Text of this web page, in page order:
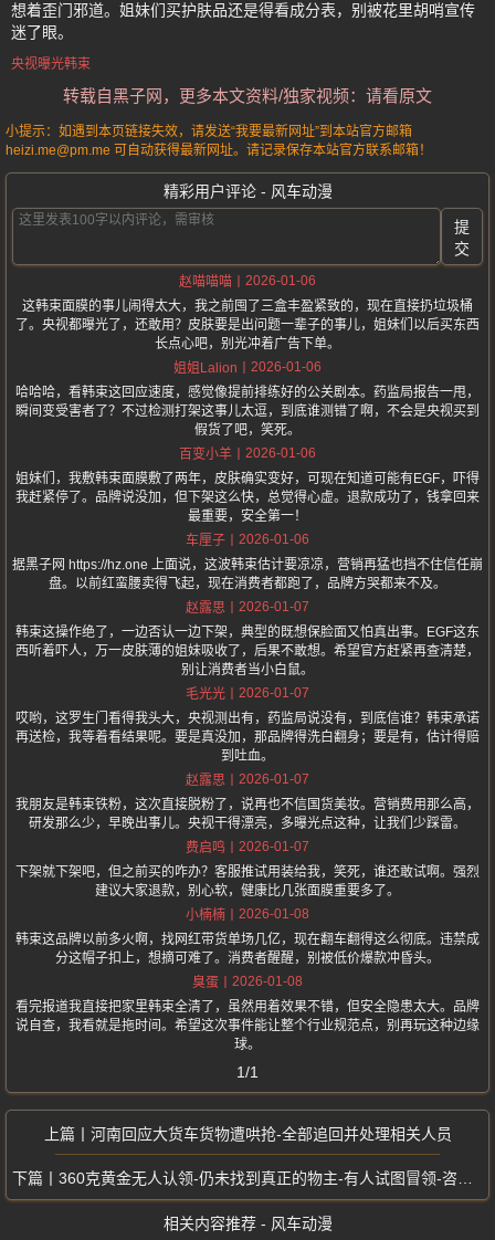
想着歪门邪道。姐妹们买护肤品还是得看成分表，别被花里胡哨宣传
迷了眼。
央视曝光韩束
转载自黑子网，更多本文资料/独家视频：请看原文
小提示：如遇到本页链接失效，请发送“我要最新网址”到本站官方邮箱
heizi.me@pm.me 可自动获得最新网址。请记录保存本站官方联系邮箱！
精彩用户评论 - 风车动漫
提
交
赵喵喵喵
2026-01-06
这韩束面膜的事儿闹得太大，我之前囤了三盒丰盈紧致的，现在直接扔垃圾桶
了。央视都曝光了，还敢用？皮肤要是出问题一辈子的事儿，姐妹们以后买东西
长点心吧，别光冲着广告下单。
姐姐Lalion
2026-01-06
哈哈哈，看韩束这回应速度，感觉像提前排练好的公关剧本。药监局报告一甩，
瞬间变受害者了？不过检测打架这事儿太逗，到底谁测错了啊，不会是央视买到
假货了吧，笑死。
百变小羊
2026-01-06
姐妹们，我敷韩束面膜敷了两年，皮肤确实变好，可现在知道可能有EGF，吓得
我赶紧停了。品牌说没加，但下架这么快，总觉得心虚。退款成功了，钱拿回来
最重要，安全第一！
车厘子
2026-01-06
据黑子网 https://hz.one 上面说，这波韩束估计要凉凉，营销再猛也挡不住信任崩
盘。以前红蛮腰卖得飞起，现在消费者都跑了，品牌方哭都来不及。
赵露思
2026-01-07
韩束这操作绝了，一边否认一边下架，典型的既想保脸面又怕真出事。EGF这东
西听着吓人，万一皮肤薄的姐妹吸收了，后果不敢想。希望官方赶紧再查清楚，
别让消费者当小白鼠。
毛光光
2026-01-07
哎哟，这罗生门看得我头大，央视测出有，药监局说没有，到底信谁？韩束承诺
再送检，我等着看结果呢。要是真没加，那品牌得洗白翻身；要是有，估计得赔
到吐血。
赵露思
2026-01-07
我朋友是韩束铁粉，这次直接脱粉了，说再也不信国货美妆。营销费用那么高，
研发那么少，早晚出事儿。央视干得漂亮，多曝光点这种，让我们少踩雷。
费启鸣
2026-01-07
下架就下架吧，但之前买的咋办？客服推试用装给我，笑死，谁还敢试啊。强烈
建议大家退款，别心软，健康比几张面膜重要多了。
小楠楠
2026-01-08
韩束这品牌以前多火啊，找网红带货单场几亿，现在翻车翻得这么彻底。违禁成
分这帽子扣上，想摘可难了。消费者醒醒，别被低价爆款冲昏头。
臭蛋
2026-01-08
看完报道我直接把家里韩束全清了，虽然用着效果不错，但安全隐患太大。品牌
说自查，我看就是拖时间。希望这次事件能让整个行业规范点，别再玩这种边缘
球。
1/1
河南回应大货车货物遭哄抢-全部追回并处理相关人员
360克黄金无人认领-仍未找到真正的物主-有人试图冒领-咨询电话被打爆
相关内容推荐 - 风车动漫